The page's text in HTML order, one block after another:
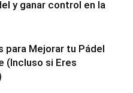
y ganar control en la
para Mejorar tu Pádel
(Incluso si Eres